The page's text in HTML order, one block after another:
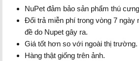
NuPet đảm bảo sản phẩm thú
Đổi trả miễn phí trong vòng 7 ngày
đề do Nupet gây ra.
Giá tốt hơn so với ngoài thị trường.
Hàng thật giống trên ảnh.